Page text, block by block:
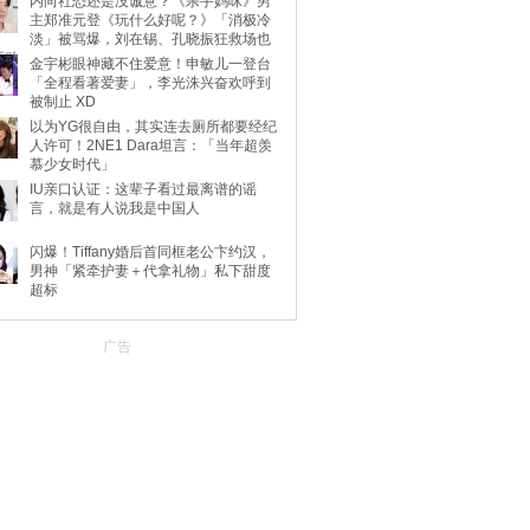
主郑准元登《玩什么好呢？》「消极冷
淡」被骂爆，刘在锡、孔晓振狂救场也
动
金宇彬眼神藏不住爱意！申敏儿一登台
「全程看著爱妻」，李光洙兴奋欢呼到
被制止 XD
以为YG很自由，其实连去厕所都要经纪
人许可！2NE1 Dara坦言：「当年超羡
慕少女时代」
IU亲口认证：这辈子看过最离谱的谣
言，就是有人说我是中国人
闪爆！Tiffany婚后首同框老公卞约汉，
男神「紧牵护妻＋代拿礼物」私下甜度
超标
广告